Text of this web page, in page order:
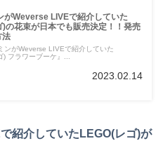
がWeverse LIVEで紹介していた
)の花束が日本でも販売決定！！発売
法
ンがWeverse LIVEで紹介していた
) フラワーブーケ』...
2023.02.14
紹介していたLEGO(レゴ)が